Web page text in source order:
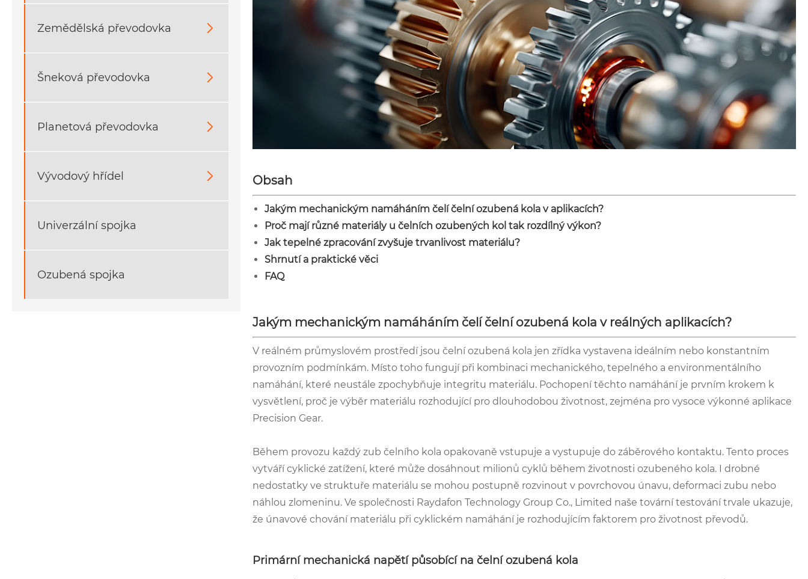
Zemědělská převodovka 
Šneková převodovka 
Planetová převodovka 
Vývodový hřídel 
Univerzální spojka
Ozubená spojka
Obsah
Jakým mechanickým namáháním čelí čelní ozubená kola v aplikacích?
Proč mají různé materiály u čelních ozubených kol tak rozdílný výkon?
Jak tepelné zpracování zvyšuje trvanlivost materiálu?
Shrnutí a praktické věci
FAQ
Jakým mechanickým namáháním čelí čelní ozubená kola v reálných aplikacích?
V reálném průmyslovém prostředí jsou čelní ozubená kola jen zřídka vystavena ideálním nebo konstantním
provozním podmínkám. Místo toho fungují při kombinaci mechanického, tepelného a environmentálního
namáhání, které neustále zpochybňuje integritu materiálu. Pochopení těchto namáhání je prvním krokem k
vysvětlení, proč je výběr materiálu rozhodující pro dlouhodobou životnost, zejména pro vysoce výkonné aplikace
Precision Gear.
Během provozu každý zub čelního kola opakovaně vstupuje a vystupuje do záběrového kontaktu. Tento proces
vytváří cyklické zatížení, které může dosáhnout milionů cyklů během životnosti ozubeného kola. I drobné
nedostatky ve struktuře materiálu se mohou postupně rozvinout v povrchovou únavu, deformaci zubu nebo
náhlou zlomeninu. Ve společnosti Raydafon Technology Group Co., Limited naše tovární testování trvale ukazuje,
že únavové chování materiálu při cyklickém namáhání je rozhodujícím faktorem pro životnost převodů.
Primární mechanická napětí působící na čelní ozubená kola